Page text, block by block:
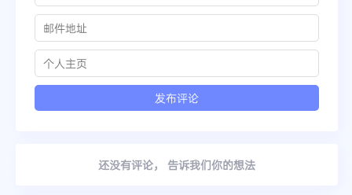
还没有评论， 告诉我们你的想法